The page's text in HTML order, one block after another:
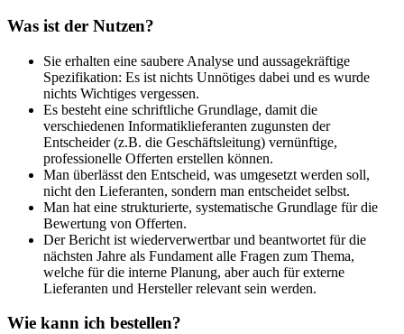
Was ist der Nutzen?
Sie erhalten eine saubere Analyse und aussagekräftige
Spezifikation: Es ist nichts Unnötiges dabei und es wurde
nichts Wichtiges vergessen.
Es besteht eine schriftliche Grundlage, damit die
verschiedenen Informatiklieferanten zugunsten der
Entscheider (z.B. die Geschäftsleitung) vernünftige,
professionelle Offerten erstellen können.
Man überlässt den Entscheid, was umgesetzt werden soll,
nicht den Lieferanten, sondern man entscheidet selbst.
Man hat eine strukturierte, systematische Grundlage für die
Bewertung von Offerten.
Der Bericht ist wiederverwertbar und beantwortet für die
nächsten Jahre als Fundament alle Fragen zum Thema,
welche für die interne Planung, aber auch für externe
Lieferanten und Hersteller relevant sein werden.
Wie kann ich bestellen?